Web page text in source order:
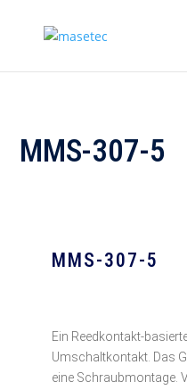
MMS-307-5
MMS-307-5
Ein Reedkontakt-
Umschaltkontakt. Das
eine Schraubmontage.